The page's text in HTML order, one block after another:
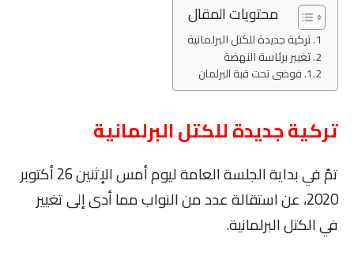
محتويات المقال
تركية جديدة للكتل البرلمانية
تغيير برئاسة النهضة
فوضى تحت قبة البرلمان
تركية جديدة للكتل البرلمانية
تمّ في بداية الجلسة العامة ليوم أمس الإثنين 26 أكتوبر
2020، عن استقالة عدد من النواب مما أدى إلى تغيير
في الكتل البرلمانية.